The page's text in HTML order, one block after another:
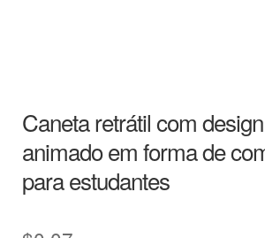
Caneta retrátil com
animado em forma de
para estudantes